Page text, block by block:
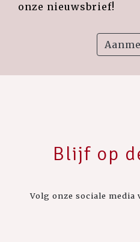
onze nieuwsbrief!
Blijf op
Volg onze sociale media